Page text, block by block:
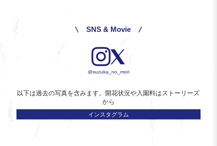
SNS & Movie
@suzuka_no_mori
以下は過去の写真を含みます。開花状況や入園料はストーリーズ
から
インスタグラム